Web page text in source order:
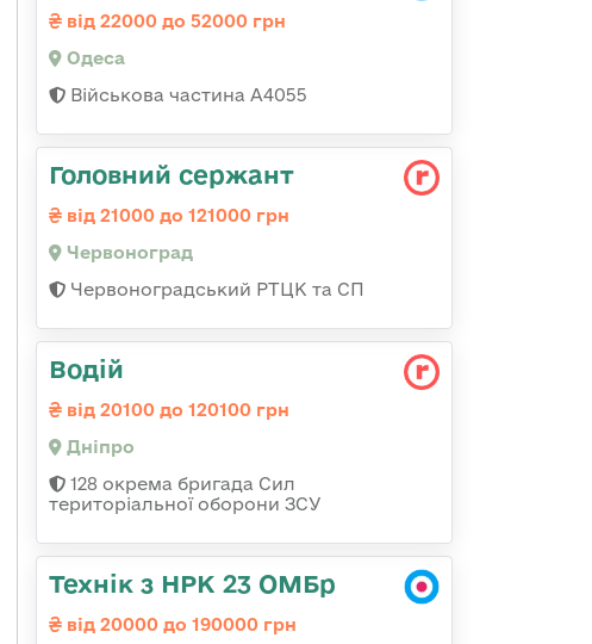
від 22000 до 52000 грн
Одеса
Військова частина А4055
Головний сержант
від 21000 до 121000 грн
Червоноград
Червоноградський РТЦК та СП
Водій
від 20100 до 120100 грн
Дніпро
128 окрема бригада Сил
територіальної оборони ЗСУ
Технік з НРК 23 ОМБр
від 20000 до 190000 грн